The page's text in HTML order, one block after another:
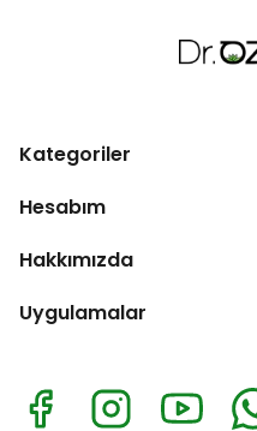
Kategoriler
Hesabım
Hakkımızda
Uygulamalar